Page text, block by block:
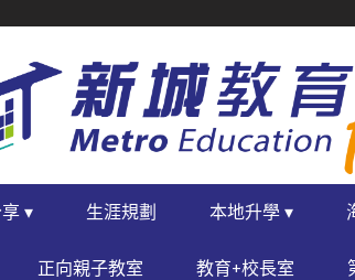
▾ 生涯規劃 本地升學 ▾
正向親子教室 教育+校長室